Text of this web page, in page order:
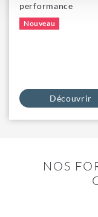
performance
Nouveau
Découvrir
NOS